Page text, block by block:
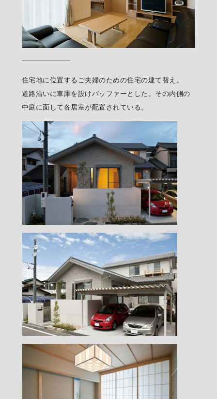
住宅地に位置するご夫婦のための住宅の建て替え。
道路沿いに車庫を設けバッファーとした。その内側の
中庭に面して各居室が配置されている。